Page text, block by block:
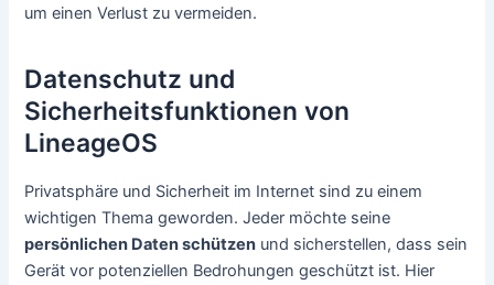
um einen Verlust zu vermeiden.
Datenschutz und
Sicherheitsfunktionen von
LineageOS
Privatsphäre und Sicherheit im Internet sind zu einem
wichtigen Thema geworden. Jeder möchte seine
persönlichen Daten schützen und sicherstellen, dass sein
Gerät vor potenziellen Bedrohungen geschützt ist. Hier